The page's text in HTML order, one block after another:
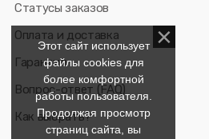
Статусы заказов
Оплата и доставка
Гарантия
Вопрос-ответ (FAQ)
Как выбрать?
Этот сайт использует
файлы cookies для
более комфортной
работы пользователя.
Продолжая просмотр
страниц сайта, вы